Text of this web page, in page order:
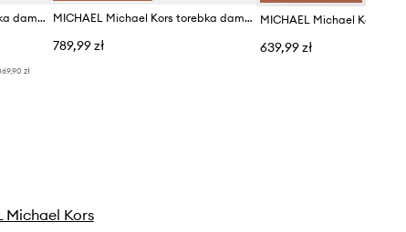
MICHAEL Michael Kors torebka damska skórzana
zł
MICHAEL Michael Kors torebka damska skórzana
789,99 zł 639,99 zł
Michael Kors